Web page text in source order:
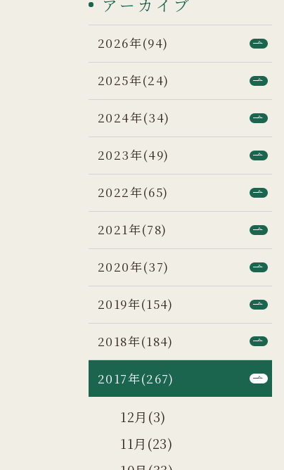
2026年(94)
2025年(24)
2024年(34)
2023年(49)
2022年(65)
2021年(78)
2020年(37)
2019年(154)
2018年(184)
2017年(267)
12月(3)
11月(23)